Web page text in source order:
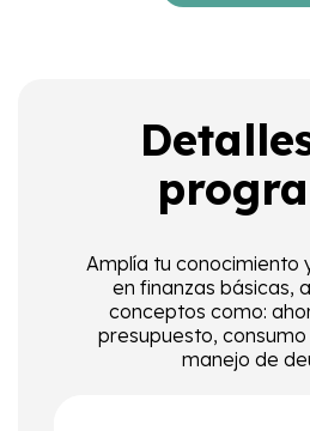
Amplía tu conocimiento
en finanzas básicas,
conceptos como:
presupuesto,
manejo de